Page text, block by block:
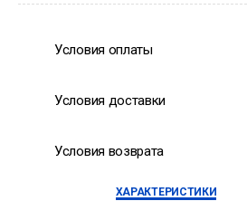
Условия оплаты
Условия доставки
Условия возврата
ХАРАКТЕРИСТИКИ